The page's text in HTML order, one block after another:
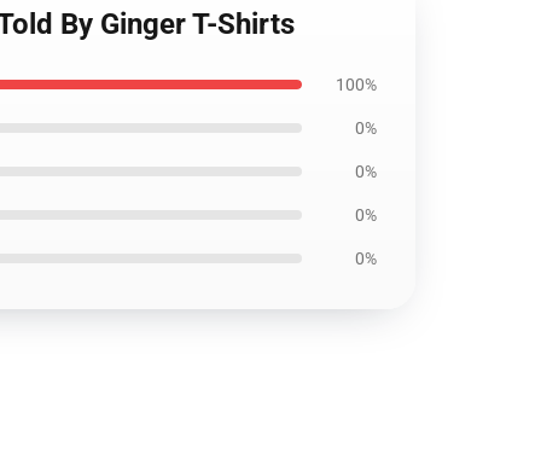
By Ginger T-Shirts
100%
0%
0%
0%
0%